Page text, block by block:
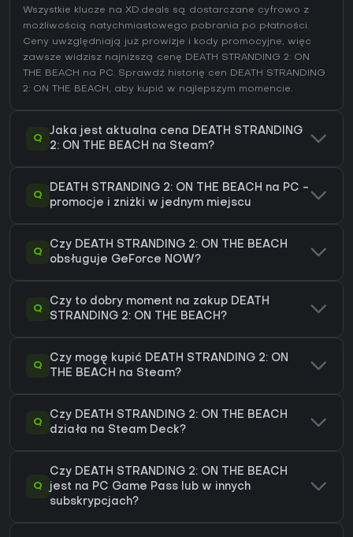
Wszystkie klucze na XD.deals są dostarczane cyfrowo z
możliwością natychmiastowego pobrania po płatności.
Ceny uwzględniają już prowizje i kody promocyjne, więc
zawsze widzisz najniższą cenę DEATH STRANDING 2: ON
THE BEACH na PC. Sprawdź historię cen DEATH STRANDING
2: ON THE BEACH , aby kupić w najlepszym momencie.
Q
Jaka jest aktualna cena DEATH STRANDING
2: ON THE BEACH na Steam?
Q
DEATH STRANDING 2: ON THE BEACH na PC -
promocje i zniżki w jednym miejscu
Q
Czy DEATH STRANDING 2: ON THE BEACH
obsługuje GeForce NOW?
Q
Czy to dobry moment na zakup DEATH
STRANDING 2: ON THE BEACH?
Q
Czy mogę kupić DEATH STRANDING 2: ON
THE BEACH na Steam?
Q
Czy DEATH STRANDING 2: ON THE BEACH
działa na Steam Deck?
Q
Czy DEATH STRANDING 2: ON THE BEACH
jest na PC Game Pass lub w innych
subskrypcjach?